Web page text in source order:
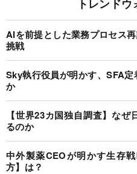
トレンド
AIを前提とした業務プロセス
挑戦
Sky執行役員が明かす、SFA
か
【世界23カ国独自調査】な
るのか
中外製薬CEOが明かす生存
方】は？